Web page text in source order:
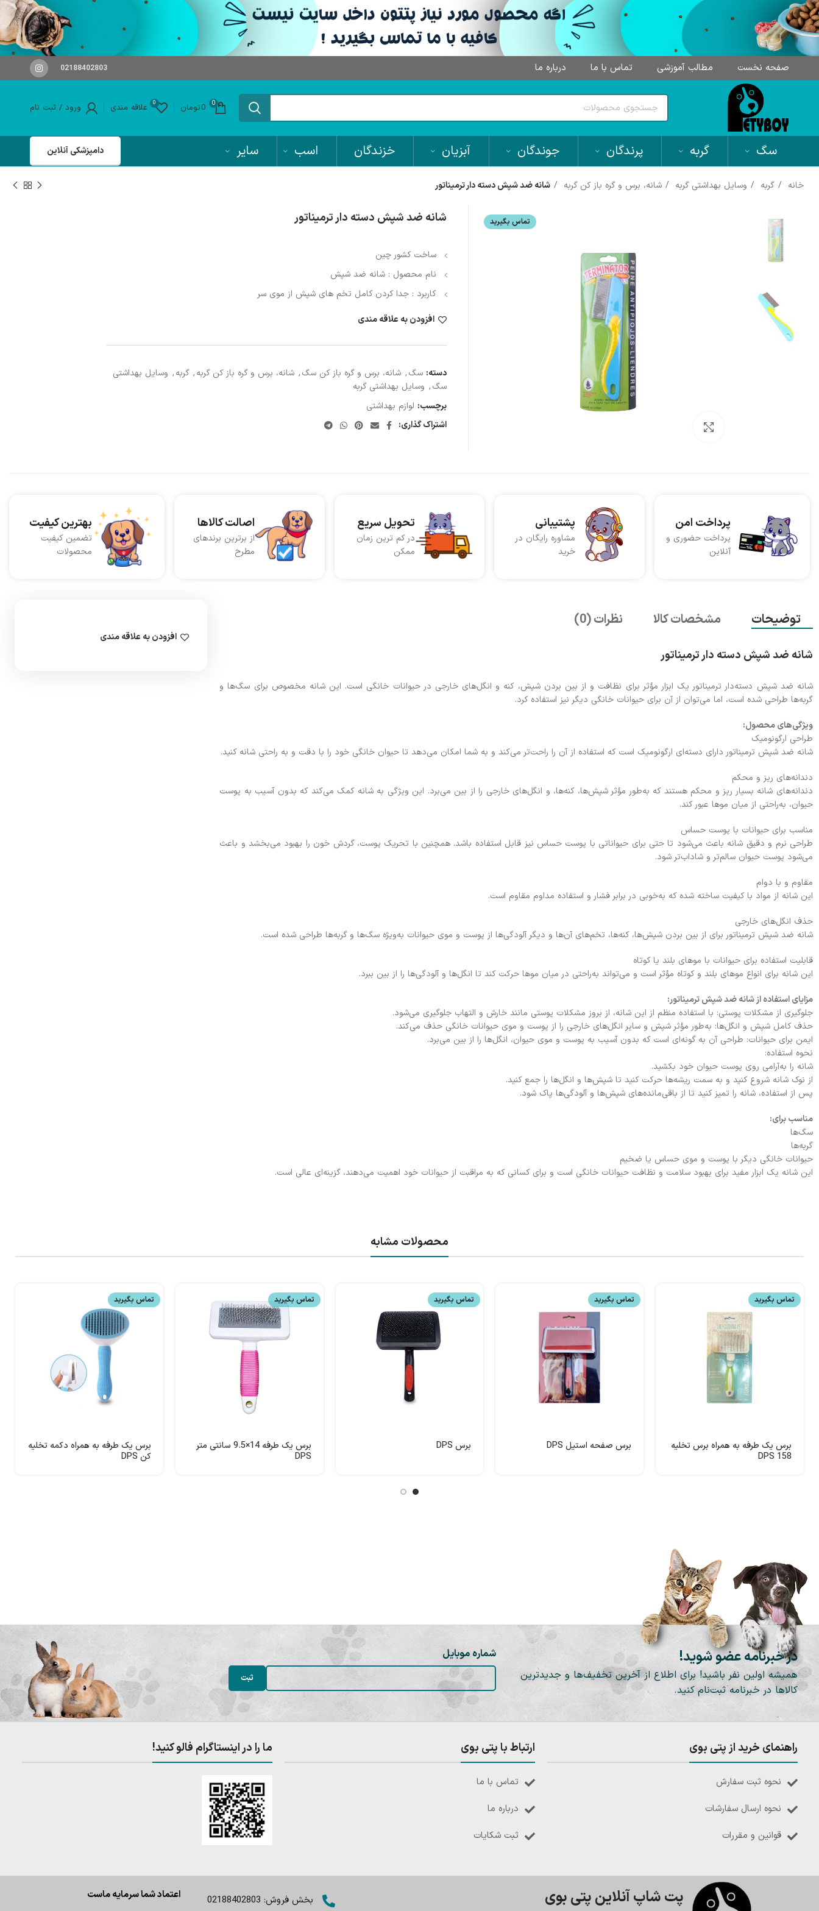
صفحه نخست مطالب آموزشی تماس با ما درباره ما 02188402803
0
0تومان 0 علاقه مندی ورود / ثبت نام
سگ گربه پرندگان جوندگان آبزیان خزندگان اسب سایر دامپزشکی آنلاین
خانه گربه وسایل بهداشتی گربه شانه، برس و گره باز کن گربه شانه ضد شپش دسته دار ترمیناتور
تماس بگیرید شانه ضد شپش دسته دار ترمیناتور
ساخت کشور چین
نام محصول : شانه ضد شپش
کاربرد : جدا کردن کامل تخم های شپش از موی سر
افزودن به علاقه مندی
دسته: سگ, شانه، برس و گره باز کن سگ, شانه، برس و گره باز کن گربه, گربه, وسایل بهداشتی
سگ, وسایل بهداشتی گربه
برچسب: لوازم بهداشتی
اشتراک گذاری:
پرداخت امن
پرداخت حضوری و
آنلاین
پشتیبانی
مشاوره رایگان در
خرید
تحویل سریع
در کم ترین زمان
ممکن
اصالت کالاها
از برترین برندهای
مطرح
بهترین کیفیت
تضمین کیفیت
محصولات
توضیحات مشخصات کالا نظرات (0)
شانه ضد شپش دسته دار ترمیناتور
شانه ضد شپش دسته‌دار ترمیناتور یک ابزار مؤثر برای نظافت و از بین بردن شپش، کنه و انگل‌های خارجی در حیوانات خانگی است. این شانه مخصوص برای سگ‌ها و
گربه‌ها طراحی شده است، اما می‌توان از آن برای حیوانات خانگی دیگر نیز استفاده کرد.
ویژگی‌های محصول:
طراحی ارگونومیک
شانه ضد شپش ترمیناتور دارای دسته‌ای ارگونومیک است که استفاده از آن را راحت‌تر می‌کند و به شما امکان می‌دهد تا حیوان خانگی خود را با دقت و به راحتی شانه کنید.
دندانه‌های ریز و محکم
دندانه‌های شانه بسیار ریز و محکم هستند که به‌طور مؤثر شپش‌ها، کنه‌ها، و انگل‌های خارجی را از بین می‌برد. این ویژگی به شانه کمک می‌کند که بدون آسیب به پوست
حیوان، به‌راحتی از میان موها عبور کند.
مناسب برای حیوانات با پوست حساس
طراحی نرم و دقیق شانه باعث می‌شود تا حتی برای حیواناتی با پوست حساس نیز قابل استفاده باشد. همچنین با تحریک پوست، گردش خون را بهبود می‌بخشد و باعث
می‌شود پوست حیوان سالم‌تر و شاداب‌تر شود.
مقاوم و با دوام
این شانه از مواد با کیفیت ساخته شده که به‌خوبی در برابر فشار و استفاده مداوم مقاوم است.
حذف انگل‌های خارجی
شانه ضد شپش ترمیناتور برای از بین بردن شپش‌ها، کنه‌ها، تخم‌های آن‌ها و دیگر آلودگی‌ها از پوست و موی حیوانات به‌ویژه سگ‌ها و گربه‌ها طراحی شده است.
قابلیت استفاده برای حیوانات با موهای بلند یا کوتاه
این شانه برای انواع موهای بلند و کوتاه مؤثر است و می‌تواند به‌راحتی در میان موها حرکت کند تا انگل‌ها و آلودگی‌ها را از بین ببرد.
مزایای استفاده از شانه ضد شپش ترمیناتور:
جلوگیری از مشکلات پوستی: با استفاده منظم از این شانه، از بروز مشکلات پوستی مانند خارش و التهاب جلوگیری می‌شود.
حذف کامل شپش و انگل‌ها: به‌طور مؤثر شپش و سایر انگل‌های خارجی را از پوست و موی حیوانات خانگی حذف می‌کند.
ایمن برای حیوانات: طراحی آن به گونه‌ای است که بدون آسیب به پوست و موی حیوان، انگل‌ها را از بین می‌برد.
نحوه استفاده:
شانه را به‌آرامی روی پوست حیوان خود بکشید.
از نوک شانه شروع کنید و به سمت ریشه‌ها حرکت کنید تا شپش‌ها و انگل‌ها را جمع کنید.
پس از استفاده، شانه را تمیز کنید تا از باقی‌مانده‌های شپش‌ها و آلودگی‌ها پاک شود.
مناسب برای:
سگ‌ها
گربه‌ها
حیوانات خانگی دیگر با پوست و موی حساس یا ضخیم
این شانه یک ابزار مفید برای بهبود سلامت و نظافت حیوانات خانگی است و برای کسانی که به مراقبت از حیوانات خود اهمیت می‌دهند، گزینه‌ای عالی است.
افزودن به علاقه مندی
محصولات مشابه
تماس بگیرید
برس یک طرفه به همراه برس تخلیه
158 DPS
تماس بگیرید
برس صفحه استیل DPS
تماس بگیرید
برس DPS
تماس بگیرید
برس یک طرفه 14×9.5 سانتی متر
DPS
تماس بگیرید
برس یک طرفه به همراه دکمه تخلیه
کن DPS
در خبرنامه عضو شوید!
همیشه اولین نفر باشید! برای اطلاع از آخرین تخفیف‌ها و جدیدترین
کالاها در خبرنامه ثبت‌نام کنید.
شماره موبایل
راهنمای خرید از پتی بوی
نحوه ثبت سفارش
نحوه ارسال سفارشات
قوانین و مقررات
ارتباط با پتی بوی
تماس با ما
درباره ما
ثبت شکایات
ما را در اینستاگرام فالو کنید!
پت شاپ آنلاین پتی بوی بخش فروش: 02188402803 اعتماد شما سرمایه ماست